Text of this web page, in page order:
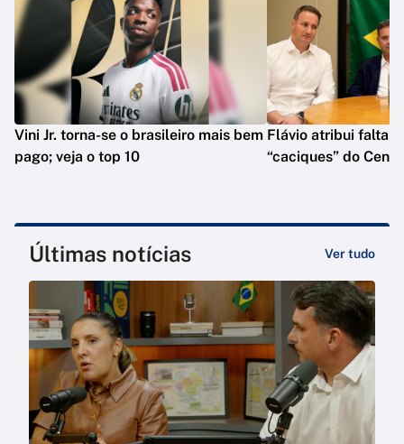
Vini Jr. torna-se o brasileiro mais bem
pago; veja o top 10
Flávio atribui falta
“caciques” do
Últimas notícias Ver tudo